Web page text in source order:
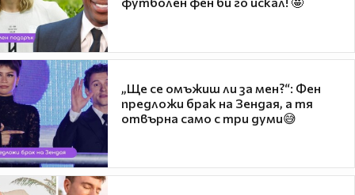
„Ще се омъжиш ли за мен?“: Фен
предложи брак на Зендая, а тя
отвърна само с три думи😅